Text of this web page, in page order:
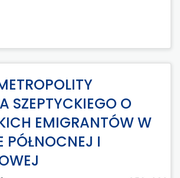
SZEPTYCKIEGO O
EMIGRANTÓW W
PÓŁNOCNEJ I